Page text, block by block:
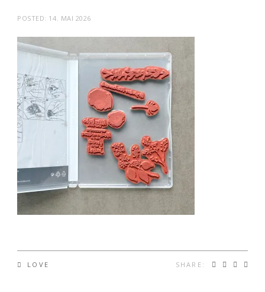
POSTED: 14. MAI 2026
LOVE SHARE: